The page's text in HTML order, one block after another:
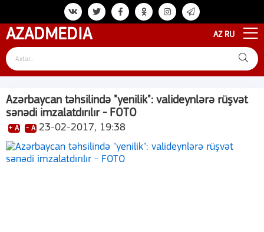
AZADMEDIA AZ RU
Azərbaycan təhsilində "yenilik": valideynlərə rüşvət
sənədi imzalatdırılır - FOTO
+ A - A 23-02-2017, 19:38